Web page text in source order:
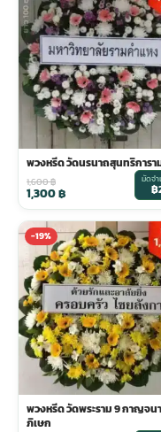
จัดดอกไม้งานศพ ราคา
ดอกไม้งานศพ ส่งฟรี
ดอกไม้งานศพ ออนไลน์
พวงดอกไม้งานศพ
tpdecorate ปูพื้น
พวงหรีด ปากคลองตลาด
พวงหรีด ส่งด่วน วันนี้
พวงหรีด วัดนรนาถสุนทริการา
1,600฿
1,300฿
มัดจ
฿
-19%
พวงหรีด วัดพระราม 9 กาญจนา
ภิเษก